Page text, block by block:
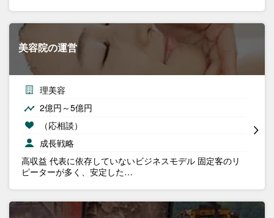
美容院の運営
理美容
2億円～5億円
（応相談）
成長戦略
高収益 代表に依存していないビジネスモデル 固定客のリ
ピーターが多く、安定した…